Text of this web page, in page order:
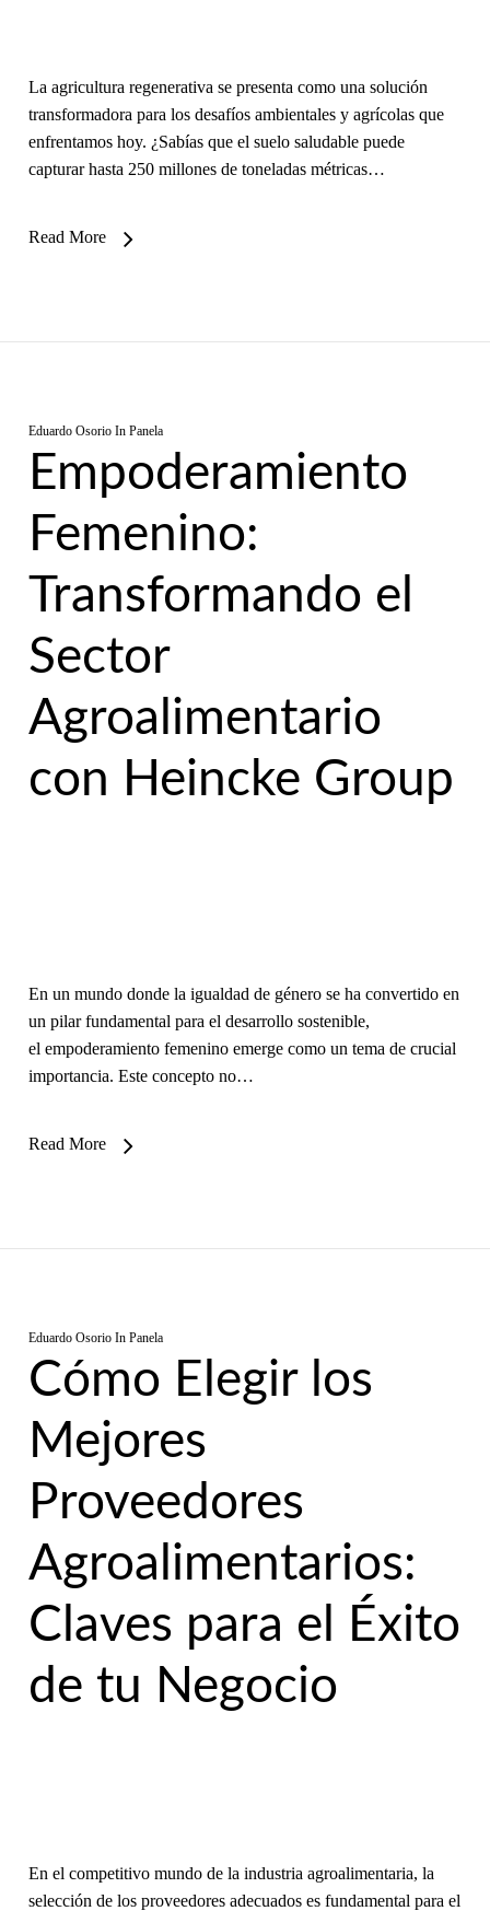
La agricultura regenerativa se presenta como una solución
transformadora para los desafíos ambientales y agrícolas que
enfrentamos hoy. ¿Sabías que el suelo saludable puede
capturar hasta 250 millones de toneladas métricas…
Read More
Eduardo Osorio In Panela
Empoderamiento
Femenino:
Transformando el
Sector
Agroalimentario
con Heincke Group
En un mundo donde la igualdad de género se ha convertido en
un pilar fundamental para el desarrollo sostenible,
el empoderamiento femenino emerge como un tema de crucial
importancia. Este concepto no…
Read More
Eduardo Osorio In Panela
Cómo Elegir los
Mejores
Proveedores
Agroalimentarios:
Claves para el Éxito
de tu Negocio
En el competitivo mundo de la industria agroalimentaria, la
selección de los proveedores adecuados es fundamental para el